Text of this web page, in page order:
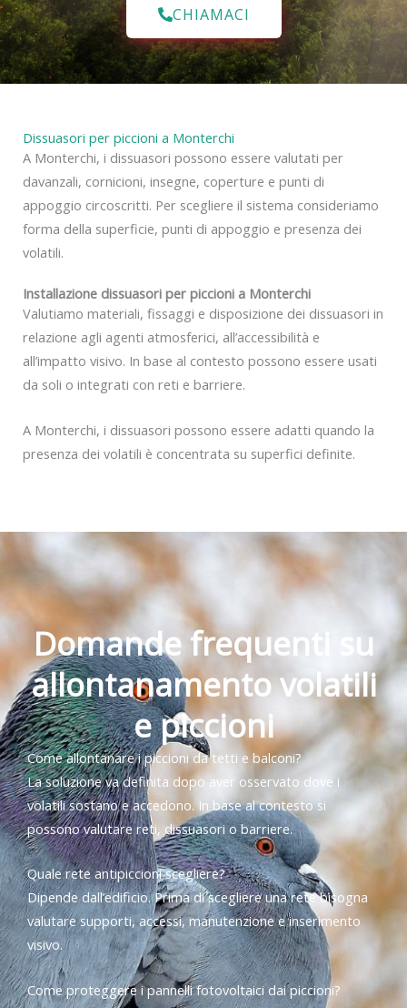
CHIAMACI
Dissuasori per piccioni a Monterchi
A Monterchi, i dissuasori possono essere valutati per
davanzali, cornicioni, insegne, coperture e punti di
appoggio circoscritti. Per scegliere il sistema consideriamo
forma della superficie, punti di appoggio e presenza dei
volatili.
Installazione dissuasori per piccioni a Monterchi
Valutiamo materiali, fissaggi e disposizione dei dissuasori in
relazione agli agenti atmosferici, all’accessibilità e
all’impatto visivo. In base al contesto possono essere usati
da soli o integrati con reti e barriere.
A Monterchi, i dissuasori possono essere adatti quando la
presenza dei volatili è concentrata su superfici definite.
Domande frequenti su
allontanamento volatili
e piccioni
Come allontanare i piccioni da tetti e balconi?
La soluzione va definita dopo aver osservato dove i
volatili sostano e accedono. In base al contesto si
possono valutare reti, dissuasori o barriere.
Quale rete antipiccioni scegliere?
Dipende dall’edificio. Prima di scegliere una rete bisogna
valutare supporti, accessi, manutenzione e inserimento
visivo.
Come proteggere i pannelli fotovoltaici dai piccioni?